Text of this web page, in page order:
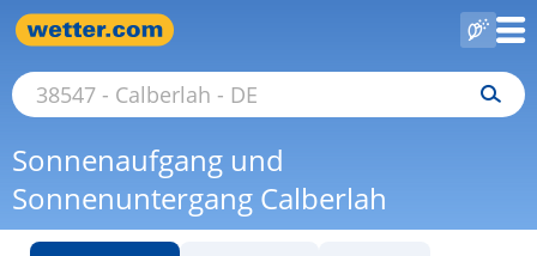
Sonnenaufgang und
Sonnenuntergang Calberlah